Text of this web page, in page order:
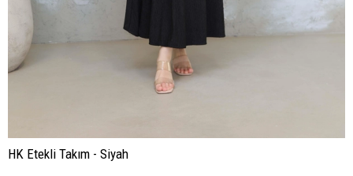
HK Etekli Takım - Siyah